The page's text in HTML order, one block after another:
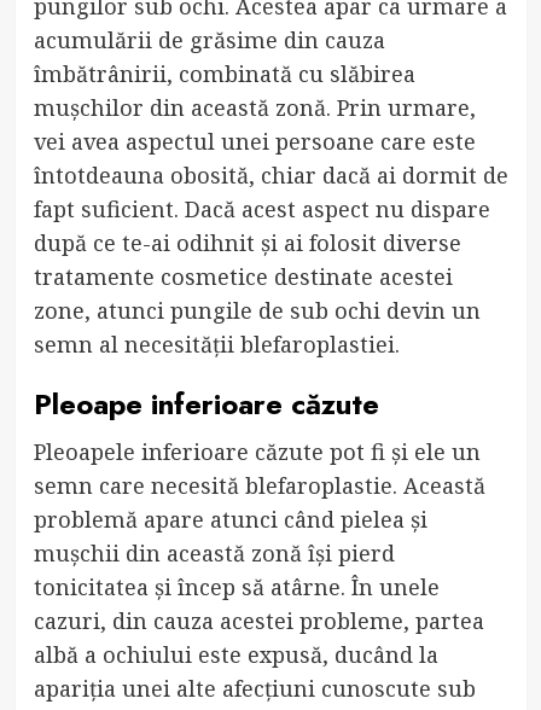
pungilor sub ochi. Acestea apar ca urmare a
acumulării de grăsime din cauza
îmbătrânirii, combinată cu slăbirea
mușchilor din această zonă. Prin urmare,
vei avea aspectul unei persoane care este
întotdeauna obosită, chiar dacă ai dormit de
fapt suficient. Dacă acest aspect nu dispare
după ce te-ai odihnit și ai folosit diverse
tratamente cosmetice destinate acestei
zone, atunci pungile de sub ochi devin un
semn al necesității blefaroplastiei.
Pleoape inferioare căzute
Pleoapele inferioare căzute pot fi și ele un
semn care necesită blefaroplastie. Această
problemă apare atunci când pielea și
mușchii din această zonă își pierd
tonicitatea și încep să atârne. În unele
cazuri, din cauza acestei probleme, partea
albă a ochiului este expusă, ducând la
apariția unei alte afecțiuni cunoscute sub